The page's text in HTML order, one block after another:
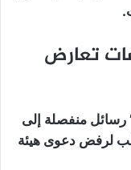
تعارض
منفصلة إلى
لرفض دعوى هيئة